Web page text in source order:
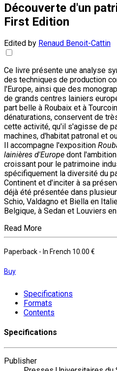
Découverte d'un
First Edition
Edited by Renaud Benoit-Cattin
Ce livre présente une analyse
des techniques de production
l'Europe, ainsi que des
de grands centres lainiers
part belle à Roubaix et à
dénaturations, conservent de
cette activité, qu'il s'agisse de
machines, d'habitat patronal et
Il accompagne l'exposition
lainières d'Europe dont
croissant pour le patrimoine
spécifiquement la diversité du
Continent et d'inciter à sa
déjà été présentée dans
Schio, Valdagno et Biella en
Belgique, à Sedan et Louviers
Read More
Paperback - In French 10.00 €
Buy
Specifications
Formats
Contents
Specifications
Publisher